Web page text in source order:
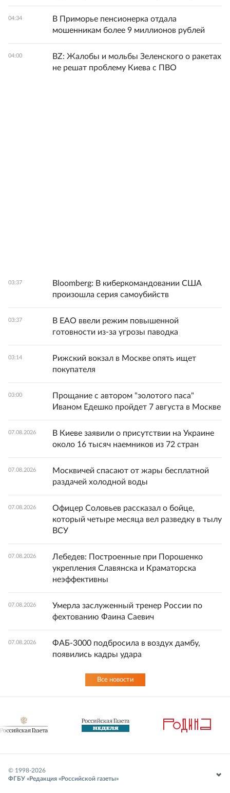
04:34
В Приморье пенсионерка отдала
мошенникам более 9 миллионов рублей
04:00
BZ: Жалобы и мольбы Зеленского о ракетах
не решат проблему Киева с ПВО
03:37
Bloomberg: В киберкомандовании США
произошла серия самоубийств
03:37
В ЕАО ввели режим повышенной
готовности из-за угрозы паводка
03:14
Рижский вокзал в Москве опять ищет
покупателя
03:00
Прощание с автором "золотого паса"
Иваном Едешко пройдет 7 августа в Москве
07.08.2026
В Киеве заявили о присутствии на Украине
около 16 тысяч наемников из 72 стран
07.08.2026
Москвичей спасают от жары бесплатной
раздачей холодной воды
07.08.2026
Офицер Соловьев рассказал о бойце,
который четыре месяца вел разведку в тылу
ВСУ
07.08.2026
Лебедев: Построенные при Порошенко
укрепления Славянска и Краматорска
неэффективны
07.08.2026
Умерла заслуженный тренер России по
фехтованию Фаина Саевич
07.08.2026
ФАБ-3000 подбросила в воздух дамбу,
появились кадры удара
Все новости
© 1998-2026
ФГБУ «Редакция «Российской газеты»